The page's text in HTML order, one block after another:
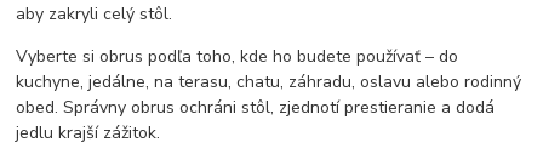
aby zakryli celý stôl.
Vyberte si obrus podľa toho, kde ho budete používať – do
kuchyne, jedálne, na terasu, chatu, záhradu, oslavu alebo rodinný
obed. Správny obrus ochráni stôl, zjednotí prestieranie a dodá
jedlu krajší zážitok.